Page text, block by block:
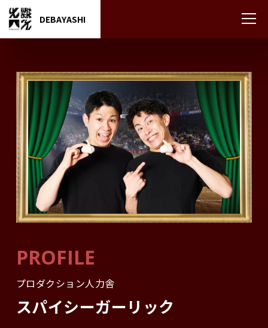
DEBAYASHI
PROFILE
プロダクション人力舎
スパイシーガーリック